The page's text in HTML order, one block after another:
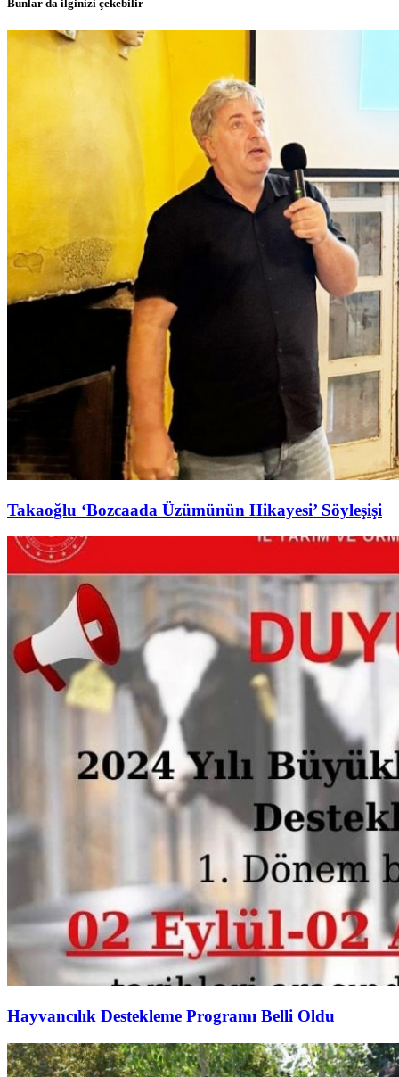
Bunlar da ilginizi çekebilir
Takaoğlu ‘Bozcaada Üzümünün Hikayesi’ Söyleşişi
Hayvancılık Destekleme Programı Belli Oldu